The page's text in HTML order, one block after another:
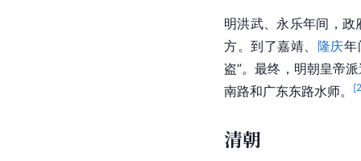
明洪武、 永乐年间，政
方。到了嘉靖 隆庆年
盗”。最终， 明朝皇帝
南路和广东东路水师。 [
清朝